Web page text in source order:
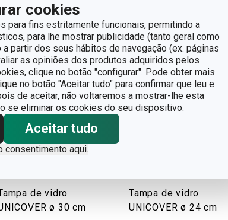
cookies
fins estritamente funcionais, permitindo a
para lhe mostrar publicidade (tanto geral como
partir dos seus hábitos de navegação (ex. páginas
as opiniões dos produtos adquiridos pelos
clique no botão "configurar". Pode obter mais
no botão "Aceitar tudo" para confirmar que leu e
de aceitar, não voltaremos a mostrar-lhe esta
se eliminar os cookies do seu dispositivo.
Aceitar tudo
consentimento aqui.
de vidro
ø 30 cm
Tampa de vidro
UNICOVER ø 24 cm